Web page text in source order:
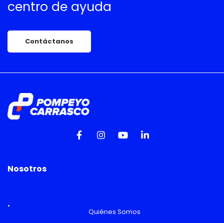
centro de ayuda
Contáctanos
Nosotros
Quiénes Somos